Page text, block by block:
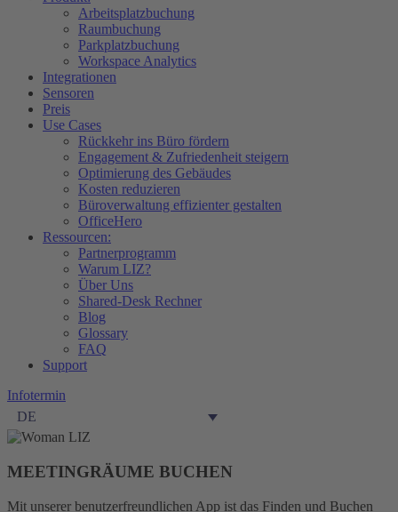
Arbeitsplatzbuchung
Raumbuchung
Parkplatzbuchung
Workspace Analytics
Integrationen
Sensoren
Preis
Use Cases
Rückkehr ins Büro fördern
Engagement & Zufriedenheit steigern
Optimierung des Gebäudes​
Kosten reduzieren
Büroverwaltung effizienter gestalten
OfficeHero
Ressourcen:
Partnerprogramm
Warum LIZ?
Über Uns
Shared-Desk Rechner
Blog
Glossary
FAQ
Support
Infotermin
DE
MEETINGRÄUME BUCHEN
Mit unserer benutzerfreundlichen App ist das Finden und Buchen